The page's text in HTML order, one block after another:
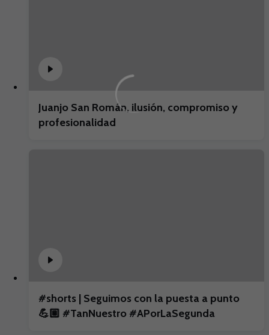
Juanjo San Román, ilusión, compromiso y
profesionalidad
#shorts | Seguimos con la puesta a punto
💪🏼 #TanNuestro #APorLaSegunda